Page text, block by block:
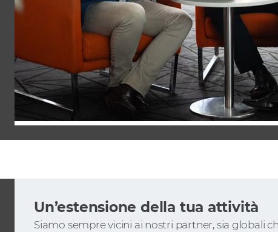
Un’estensione della tua attività
Siamo sempre vicini ai nostri partner, sia globali